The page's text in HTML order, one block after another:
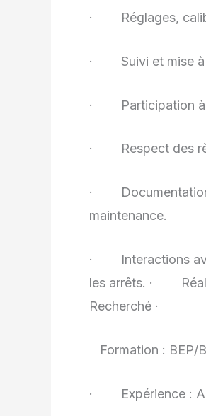
· Réglages,
· Suivi et mise à
· Participation à
· Respect des
· Documentation
maintenance.
· Interactions
les arrêts. ·
Recherché ·
Formation : BEP/
· Expérience : Au